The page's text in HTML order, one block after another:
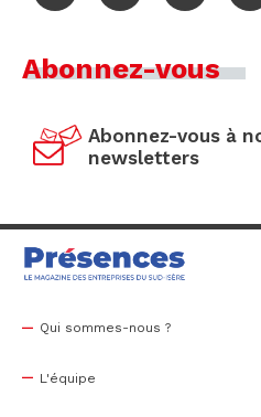
Abonnez-vous
Abonnez-vous à
newsletters
Qui sommes-nous ?
L'équipe